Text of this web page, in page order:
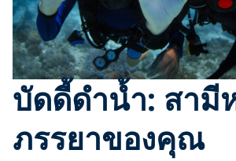
บัดดี้ดำน้ำ: สามี
ภรรยาของคุณ